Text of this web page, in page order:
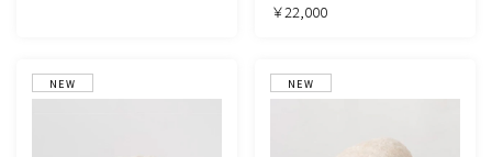
￥22,000
NEW NEW